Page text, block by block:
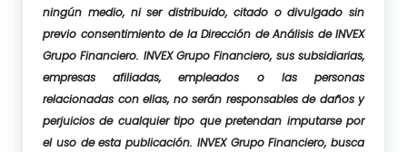
ningún medio, ni ser distribuido, citado o divulgado sin
previo consentimiento de la Dirección de Análisis de INVEX
Grupo Financiero. INVEX Grupo Financiero, sus subsidiarias,
empresas afiliadas, empleados o las personas
relacionadas con ellas, no serán responsables de daños y
perjuicios de cualquier tipo que pretendan imputarse por
el uso de esta publicación. INVEX Grupo Financiero, busca